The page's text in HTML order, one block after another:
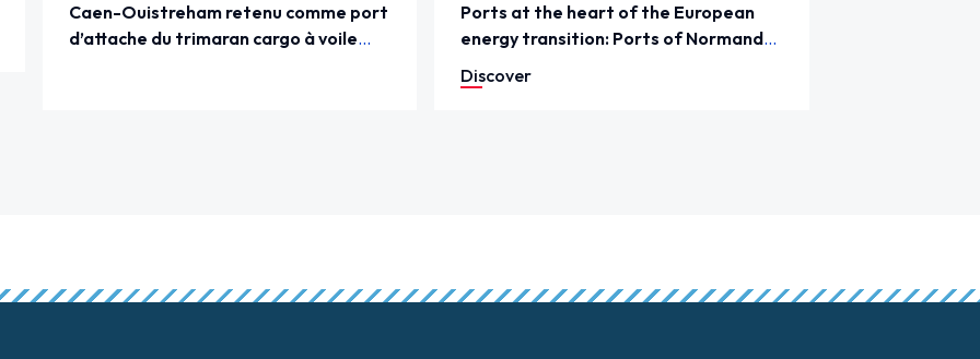
Caen-Ouistreham retenu comme port
d’attache du trimaran cargo à voile
Ports at the heart of the European
energy transition: Ports of Normandy
brings the voice of the regions to
Brussels
Discover